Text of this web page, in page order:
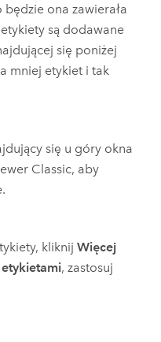
ona zawierała
są dodawane
się poniżej
mniej etykiet i tak
się u góry okna
Classic, aby
kliknij Więcej
, zastosuj